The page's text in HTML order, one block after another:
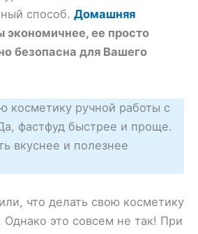
способ. Домашняя
экономичнее, ее просто
безопасна для Вашего
косметику ручной работы с
фастфуд быстрее и проще.
вкуснее и полезнее
что делать свою косметику
это совсем не так! При